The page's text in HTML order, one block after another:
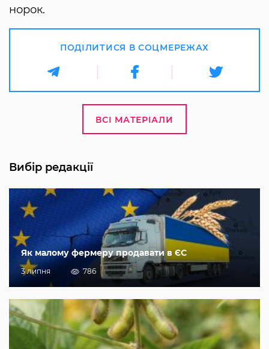
норок.
ПОДІЛИТИСЯ В СОЦМЕРЕЖАХ
ВСІ МАТЕРІАЛИ
Вибір редакції
Як малому фермеру продавати в ЄС
3 липня 786